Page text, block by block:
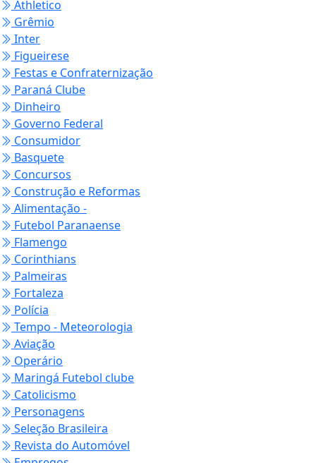
Athletico
Grêmio
Inter
Figueirese
Festas e Confraternização
Paraná Clube
Dinheiro
Governo Federal
Consumidor
Basquete
Concursos
Construção e Reformas
Alimentação -
Futebol Paranaense
Flamengo
Corinthians
Palmeiras
Fortaleza
Polícia
Tempo - Meteorologia
Aviação
Operário
Maringá Futebol clube
Catolicismo
Personagens
Seleção Brasileira
Revista do Automóvel